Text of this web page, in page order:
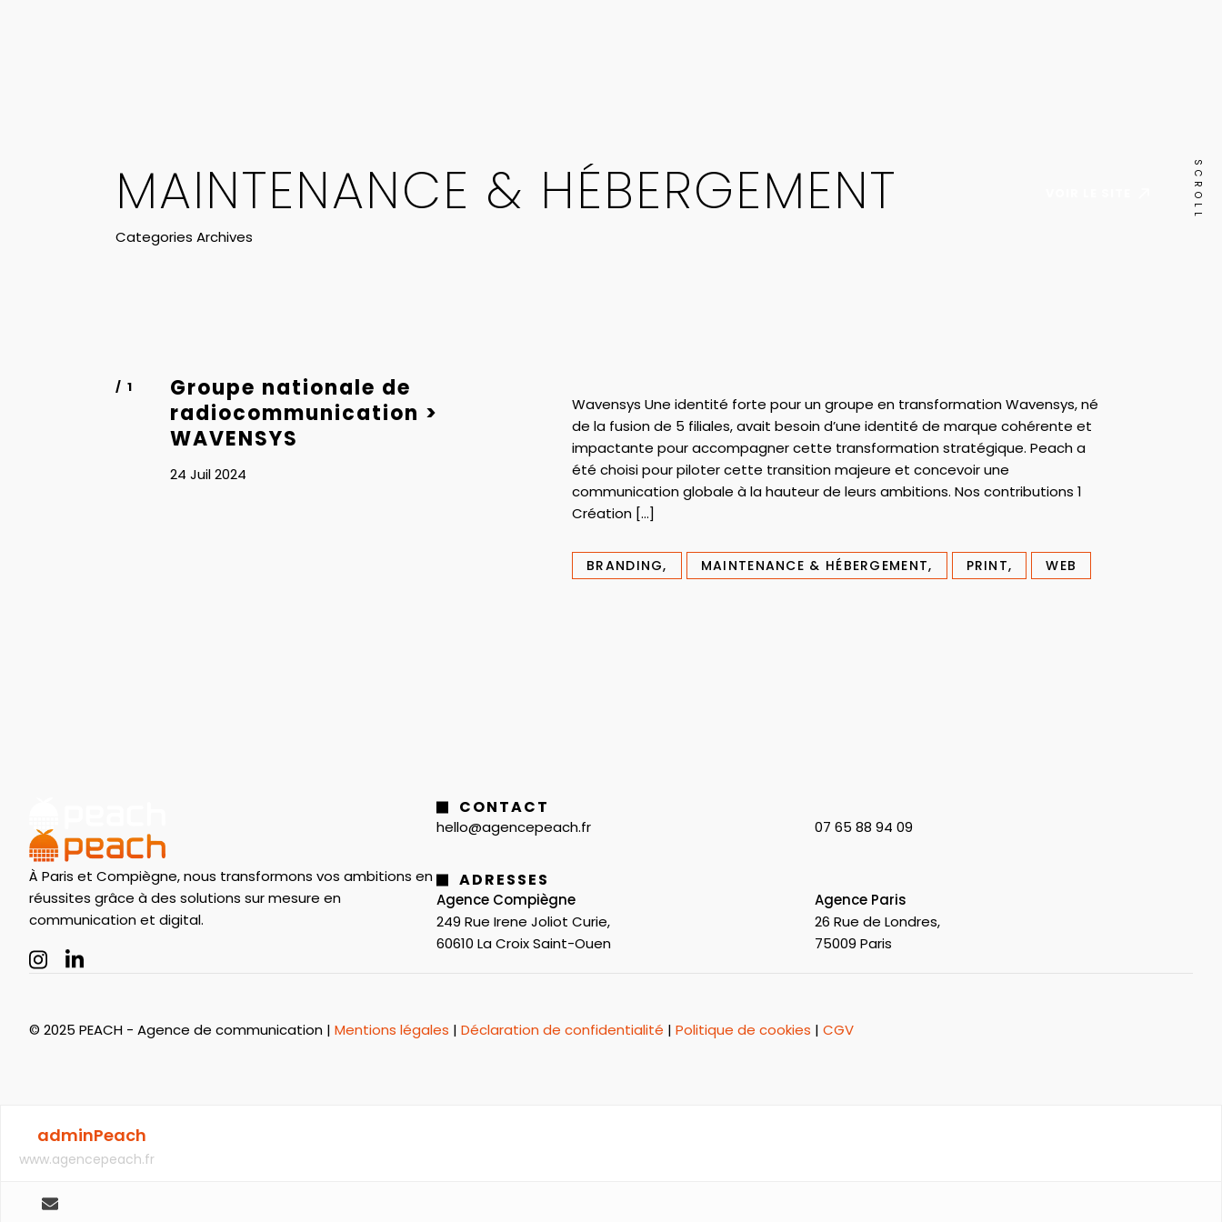
MAINTENANCE & HÉBERGEMENT
Categories Archives
SCROLL
Groupe nationale de
radiocommunication >
WAVENSYS
24 Juil 2024
Wavensys Une identité forte pour un groupe en transformation Wavensys, né
de la fusion de 5 filiales, avait besoin d’une identité de marque cohérente et
impactante pour accompagner cette transformation stratégique. Peach a
été choisi pour piloter cette transition majeure et concevoir une
communication globale à la hauteur de leurs ambitions. Nos contributions 1
Création […]
BRANDING, MAINTENANCE & HÉBERGEMENT, PRINT, WEB
À Paris et Compiègne, nous transformons vos ambitions en
réussites grâce à des solutions sur mesure en
communication et digital.
CONTACT
hello@agencepeach.fr 07 65 88 94 09
ADRESSES
Agence Compiègne
249 Rue Irene Joliot Curie,
60610 La Croix Saint-Ouen
Agence Paris
26 Rue de Londres,
75009 Paris
© 2025 PEACH - Agence de communication | Mentions légales | Déclaration de confidentialité | Politique de cookies | CGV
adminPeach
www.agencepeach.fr